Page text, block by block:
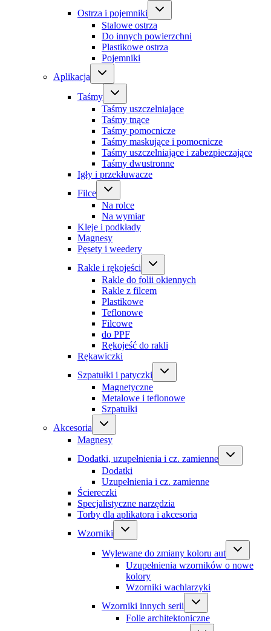
Ostrza i pojemniki
Stalowe ostrza
Do innych powierzchni
Plastikowe ostrza
Pojemniki
Aplikacja
Taśmy
Taśmy uszczelniające
Taśmy tnące
Taśmy pomocnicze
Taśmy maskujące i pomocnicze
Taśmy uszczelniające i zabezpieczające
Taśmy dwustronne
Igły i przekłuwacze
Filce
Na rolce
Na wymiar
Kleje i podkłady
Magnesy
Pęsety i weedery
Rakle i rękojeści
Rakle do folii okiennych
Rakle z filcem
Plastikowe
Teflonowe
Filcowe
do PPF
Rękojeść do rakli
Rękawiczki
Szpatułki i patyczki
Magnetyczne
Metalowe i teflonowe
Szpatułki
Akcesoria
Magnesy
Dodatki, uzupełnienia i cz. zamienne
Dodatki
Uzupełnienia i cz. zamienne
Ściereczki
Specjalistyczne narzędzia
Torby dla aplikatora i akcesoria
Wzorniki
Wylewane do zmiany koloru aut
Uzupełnienia wzorników o nowe
kolory
Wzorniki wachlarzyki
Wzorniki innych serii
Folie architektoniczne